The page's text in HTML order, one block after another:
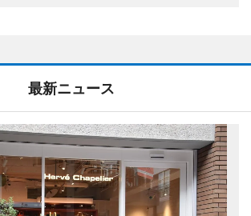
最新ニュース